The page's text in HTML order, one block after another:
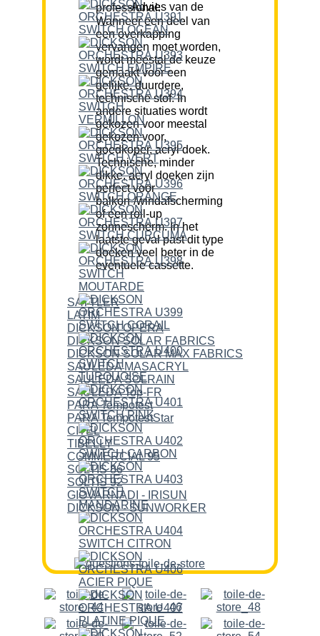
Advies van de professional:
Wanneer een deel van
een overkapping
vervangen moet worden,
wordt meestal de keuze
gemaakt voor een
gelijke, duurdere,
technische stof. In
andere situaties wordt
gekozen voor meestal
gekozen voor,
goedkoper, acryl doek.
Technische, minder
dikke, acryl doeken zijn
perfect voor
balkon-/windafscherming
of een roll-up
zonnescherm. In het
laatste geval past dit type
doeken veel beter in de
eventuele cassette.
SATTLER
LATIM
DICKSON OPERA
DICKSON SOLAR FABRICS
DICKSON SOLAR MAX FABRICS
SAULEDA MASACRYL
SAULEDA SOLRAIN
SAULEDA Top-FR
PARA Tempotest
PARA TempotestStar
CITEL
TIBELLY
COMMERCIAL 95
SOLTIS 86
SOLTIS 92
GIOVARNADI - IRISUN
DICKSON - SUNWORKER